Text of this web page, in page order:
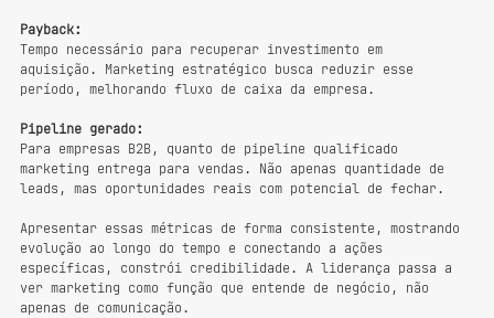
Payback:
Tempo necessário para recuperar investimento em
aquisição. Marketing estratégico busca reduzir esse
período, melhorando fluxo de caixa da empresa.
Pipeline gerado:
Para empresas B2B, quanto de pipeline qualificado
marketing entrega para vendas. Não apenas quantidade de
leads, mas oportunidades reais com potencial de fechar.
Apresentar essas métricas de forma consistente, mostrando
evolução ao longo do tempo e conectando a ações
específicas, constrói credibilidade. A liderança passa a
ver marketing como função que entende de negócio, não
apenas de comunicação.